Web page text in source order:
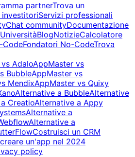
partnerTrova un
investitoriServizi professionali
Chat communityDocumentazione
UniversitàBlogNotizieCalcolatore
CodeFondatori No-CodeTrova
AdaloAppMaster vs
BubbleAppMaster vs
MendixAppMaster vs Quixy
Alternative a BubbleAlternative
CreatioAlternative a Appy
Alternative a
Alternative a
Costruisci un CRM
un'app nel 2024
policy